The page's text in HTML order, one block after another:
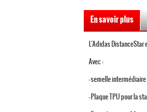
En savoir plus
L'Adidas DistanceStar
Avec :
- semelle
- Plaque TPU pour la